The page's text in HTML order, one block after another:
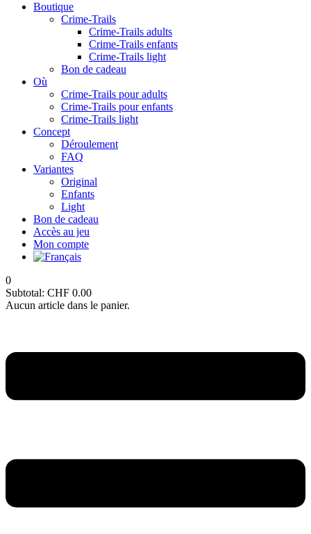
Boutique
Crime-Trails
Crime-Trails adults
Crime-Trails enfants
Crime-Trails light
Bon de cadeau
Où
Crime-Trails pour adults
Crime-Trails pour enfants
Crime-Trails light
Concept
Déroulement
FAQ
Variantes
Original
Enfants
Light
Bon de cadeau
Accès au jeu
Mon compte
0
Subtotal: CHF 0.00
Aucun article dans le panier.